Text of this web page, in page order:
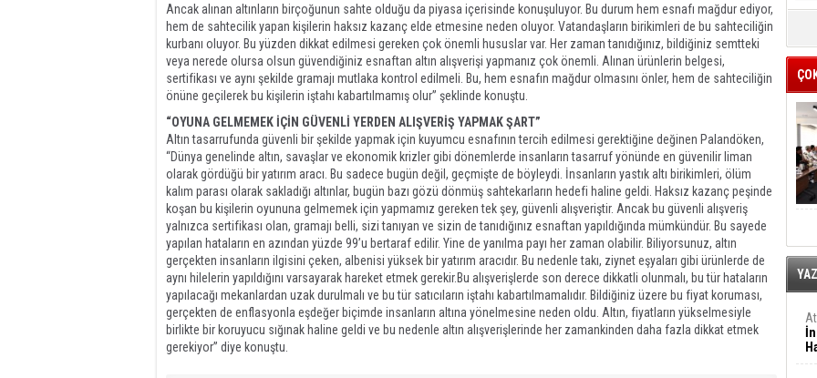
Ancak alınan altınların birçoğunun sahte olduğu da piyasa içerisinde konuşuluyor. Bu durum hem esnafı mağdur ediyor,
hem de sahtecilik yapan kişilerin haksız kazanç elde etmesine neden oluyor. Vatandaşların birikimleri de bu sahteciliğin
kurbanı oluyor. Bu yüzden dikkat edilmesi gereken çok önemli hususlar var. Her zaman tanıdığınız, bildiğiniz semtteki
veya nerede olursa olsun güvendiğiniz esnaftan altın alışverişi yapmanız çok önemli. Alınan ürünlerin belgesi,
sertifikası ve aynı şekilde gramajı mutlaka kontrol edilmeli. Bu, hem esnafın mağdur olmasını önler, hem de sahteciliğin
önüne geçilerek bu kişilerin iştahı kabartılmamış olur” şeklinde konuştu.
“OYUNA GELMEMEK İÇİN GÜVENLİ YERDEN ALIŞVERİŞ YAPMAK ŞART”
Altın tasarrufunda güvenli bir şekilde yapmak için kuyumcu esnafının tercih edilmesi gerektiğine değinen Palandöken,
“Dünya genelinde altın, savaşlar ve ekonomik krizler gibi dönemlerde insanların tasarruf yönünde en güvenilir liman
olarak gördüğü bir yatırım aracı. Bu sadece bugün değil, geçmişte de böyleydi. İnsanların yastık altı birikimleri, ölüm
kalım parası olarak sakladığı altınlar, bugün bazı gözü dönmüş sahtekarların hedefi haline geldi. Haksız kazanç peşinde
koşan bu kişilerin oyununa gelmemek için yapmamız gereken tek şey, güvenli alışveriştir. Ancak bu güvenli alışveriş
yalnızca sertifikası olan, gramajı belli, sizi tanıyan ve sizin de tanıdığınız esnaftan yapıldığında mümkündür. Bu sayede
yapılan hataların en azından yüzde 99’u bertaraf edilir. Yine de yanılma payı her zaman olabilir. Biliyorsunuz, altın
gerçekten insanların ilgisini çeken, albenisi yüksek bir yatırım aracıdır. Bu nedenle takı, ziynet eşyaları gibi ürünlerde de
aynı hilelerin yapıldığını varsayarak hareket etmek gerekir.Bu alışverişlerde son derece dikkatli olunmalı, bu tür hataların
yapılacağı mekanlardan uzak durulmalı ve bu tür satıcıların iştahı kabartılmamalıdır. Bildiğiniz üzere bu fiyat koruması,
gerçekten de enflasyonla eşdeğer biçimde insanların altına yönelmesine neden oldu. Altın, fiyatların yükselmesiyle
birlikte bir koruyucu sığınak haline geldi ve bu nedenle altın alışverişlerinde her zamankinden daha fazla dikkat etmek
gerekiyor” diye konuştu.